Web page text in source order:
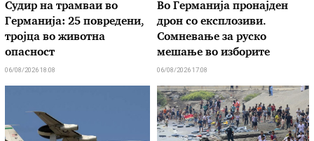
Судир на трамваи во
Германија: 25 повредени,
тројца во животна
опасност
06/08/2026 18:08
Во Германија пронајден
дрон со експлозиви.
Сомневање за руско
мешање во изборите
06/08/2026 17:08